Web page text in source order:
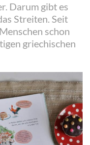
Darum gibt es
Streiten. Seit
schon
griechischen